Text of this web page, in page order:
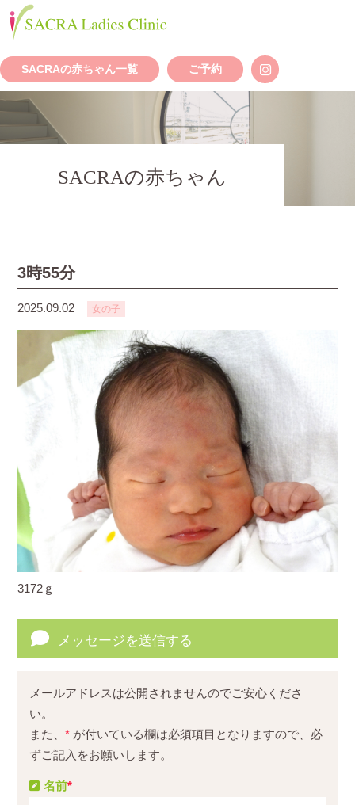
SACRAの赤ちゃん一覧 ご予約
SACRAの赤ちゃん
3時55分
2025.09.02 女の子
3172ｇ
メッセージを送信する
メールアドレスは公開されませんのでご安心くださ
い。
また、* が付いている欄は必須項目となりますので、必
ずご記入をお願いします。
名前*